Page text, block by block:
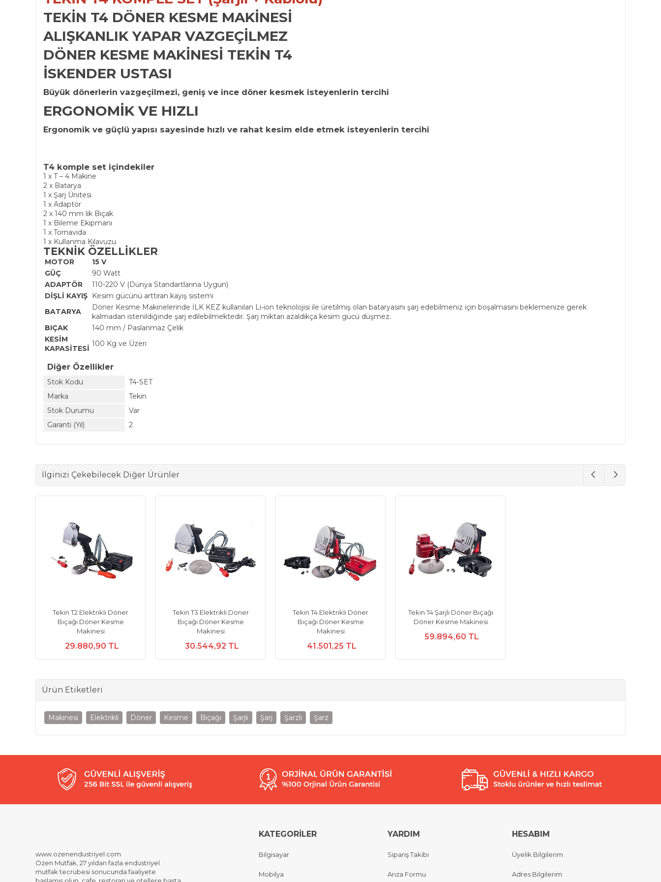
TEKİN T4 DÖNER KESME MAKİNESİ
ALIŞKANLIK YAPAR VAZGEÇİLMEZ
DÖNER KESME MAKİNESİ TEKİN T4
İSKENDER USTASI
Büyük dönerlerin vazgeçilmezi, geniş ve ince döner kesmek isteyenlerin tercihi
ERGONOMİK VE HIZLI
Ergonomik ve güçlü yapısı sayesinde hızlı ve rahat kesim elde etmek isteyenlerin tercihi
T4 komple set içindekiler
1 x T – 4 Makine
2 x Batarya
1 x Şarj Ünitesi
1 x Adaptör
2 x 140 mm lik Bıçak
1 x Bileme Ekipmanı
1 x Tornavida
1 x Kullanma Kılavuzu
TEKNİK ÖZELLİKLER
MOTOR
15 V
GÜÇ
90 Watt
ADAPTÖR
110-220 V (Dünya Standartlarına Uygun)
DİŞLİ KAYIŞ
Kesim gücünü arttıran kayış sistemi
BATARYA
Döner Kesme Makinelerinde İLK KEZ kullanılan Li-ion teknolojisi ile üretilmiş olan bataryasını şarj edebilmeniz için boşalmasını beklemenize gerek
kalmadan istenildiğinde şarj edilebilmektedir. Şarj miktarı azaldıkça kesim gücü düşmez.
BIÇAK
140 mm / Paslanmaz Çelik
KESİM
KAPASİTESİ
100 Kg ve Üzeri
Diğer Özellikler
Stok Kodu
T4-SET
Marka
Tekin
Stok Durumu
Var
Garanti (Yıl)
2
İlginizi Çekebilecek Diğer Ürünler
Tekin T2 Elektrikli Döner
Bıçağı Döner Kesme
Makinesi
29.880,90 TL
Tekin T3 Elektrikli Döner
Bıçağı Döner Kesme
Makinesi
30.544,92 TL
Tekin T4 Elektrikli Döner
Bıçağı Döner Kesme
Makinesi
41.501,25 TL
Tekin T4 Şarjlı Döner Bıçağı
Döner Kesme Makinesi
59.894,60 TL
Ürün Etiketleri
Makinesi Elektrikli Döner Kesme Bıçağı Şarjlı Şarj Şarzlı Şarz
www.ozenendustriyel.com
Özen Mutfak, 27 yıldan fazla endüstriyel
mutfak tecrübesi sonucunda faaliyete
KATEGORİLER
Bilgisayar
Mobilya
YARDIM
Sipariş Takibi
Arıza Formu
HESABIM
Üyelik Bilgilerim
Adres Bilgilerim